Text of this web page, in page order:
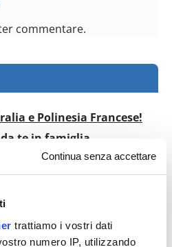
Continua senza accettare
trattiamo i vostri dati
numero IP, utilizzando
commentare.
e Polinesia Francese!
te in famiglia
realtà: Polinesia